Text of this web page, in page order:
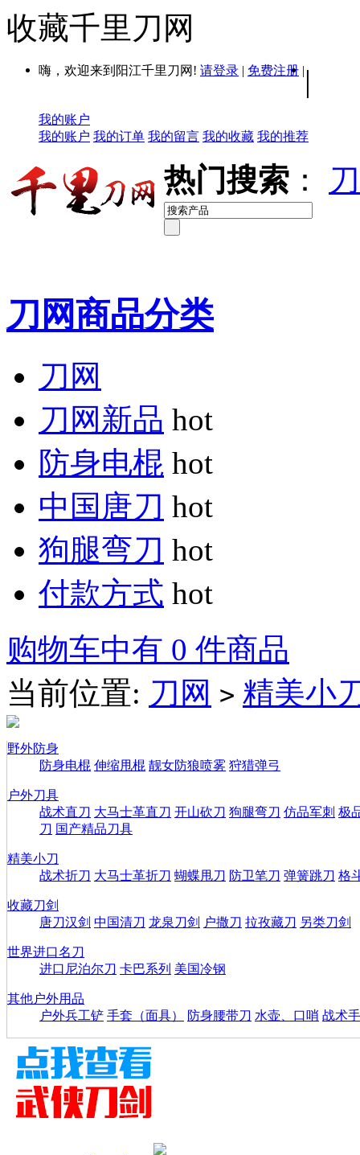
收藏千里刀网
嗨，欢迎来到阳江千里刀网! 请登录 | 免费注册 | |
我的账户
我的账户 我的订单 我的留言 我的收藏 我的推荐
热门搜索 ：
刀网商品分类
刀网
刀网新品 hot
防身电棍 hot
中国唐刀 hot
狗腿弯刀 hot
付款方式 hot
购物车中有 0 件商品
当前位置: 刀网 > 精美小
野外防身
防身电棍 伸缩甩棍 靓女防狼喷雾 狩猎弹弓
户外刀具
战术直刀 大马士革直刀 开山砍刀 狗腿弯刀 仿品军刺 极
刀 国产精品刀具
精美小刀
战术折刀 大马士革折刀 蝴蝶甩刀 防卫笔刀 弹簧跳刀 格
收藏刀剑
唐刀汉剑 中国清刀 龙泉刀剑 户撒刀 拉孜藏刀 另类刀剑
世界进口名刀
进口尼泊尔刀 卡巴系列 美国冷钢
其他户外用品
户外兵工铲 手套（面具） 防身腰带刀 水壶、口哨 战术